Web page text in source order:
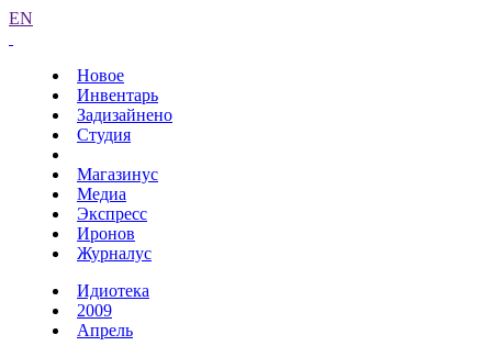
EN
Новое
Инвентарь
Задизайнено
Студия
Магазинус
Медиа
Экспресс
Иронов
Журналус
Идиотека
2009
Апрель